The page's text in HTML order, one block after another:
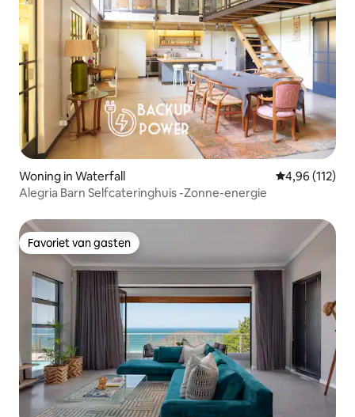
Woning in Waterfall Gemiddelde
4,96 (112)
Alegria Barn Selfcateringhuis -Zonne-energie
Favoriet van gasten
Favoriet van gasten